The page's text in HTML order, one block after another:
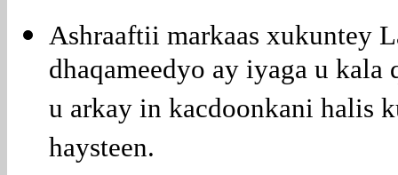
Ashraaftii markaas xukuntey
dhaqameedyo ay iyaga u
u arkay in kacdoonkani halis
haysteen.